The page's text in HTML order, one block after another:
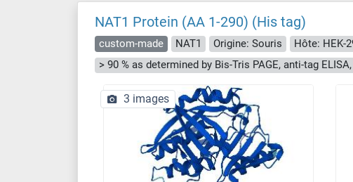
NAT1 Protein (AA 1-290) (His tag)
custom-made NAT1 Origine: Souris Hôte: HEK-
3 images